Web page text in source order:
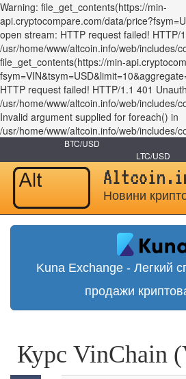
Warning: file_get_contents(https://min-
api.cryptocompare.com/data/
open stream: HTTP request failed! HTTP/
/usr/home/www/altcoin.info/web/includes/
file_get_contents(https://min-
HTTP request failed! HTTP/1.1 401
/usr/home/www/altcoin.info/web/includes/
Invalid argument supplied for foreach() in
/usr/home/www/altcoin.info/web/includes/
BTC/USD
LTC/USD
Новини
Kuna Exchange - Легкий
продажи
Курс VinChain